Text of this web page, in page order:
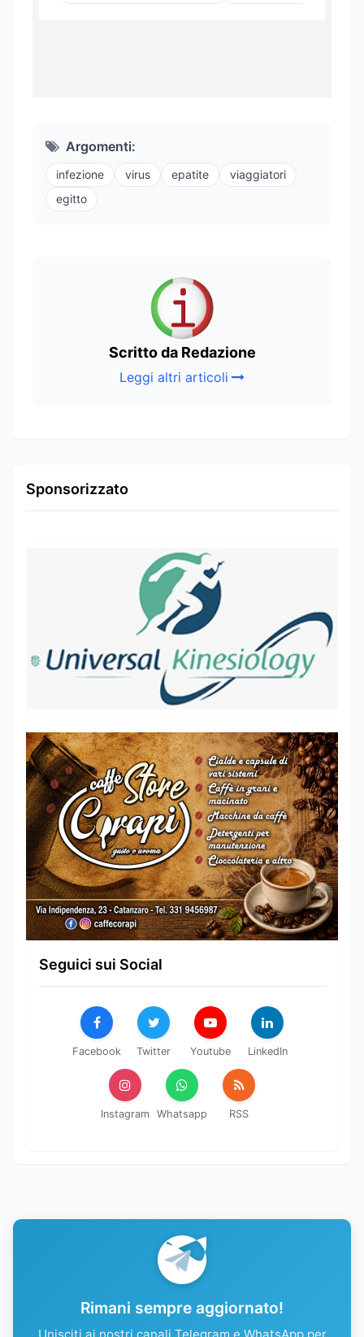
Argomenti:
infezione virus epatite
viaggiatori
egitto
Scritto da Redazione
Leggi altri articoli
Sponsorizzato
Seguici sui Social
Facebook Twitter Youtube LinkedIn
Instagram Whatsapp RSS
Rimani sempre aggiornato!
Unisciti ai nostri canali Telegram e WhatsApp per